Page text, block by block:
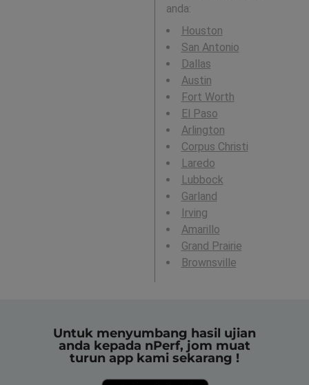
anda:
Houston
San Antonio
Dallas
Austin
Fort Worth
El Paso
Arlington
Corpus Christi
Laredo
Lubbock
Garland
Irving
Amarillo
Grand Prairie
Brownsville
Untuk menyumbang hasil ujian
anda kepada nPerf, jom muat
turun app kami sekarang !